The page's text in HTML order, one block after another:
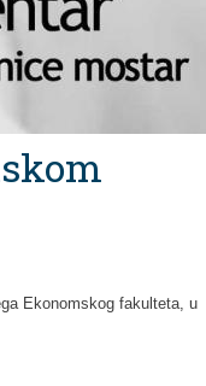
Ekonomskog fakulteta, u